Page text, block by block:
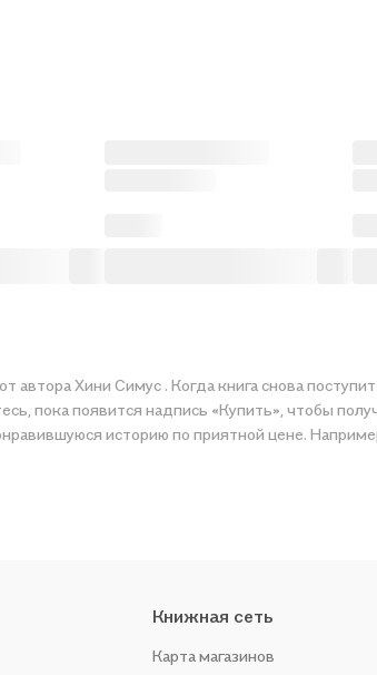
автора Хини Симус . Когда книга снова
пока появится надпись «Купить», чтобы
историю по приятной цене.
Книжная сеть
Карта магазинов